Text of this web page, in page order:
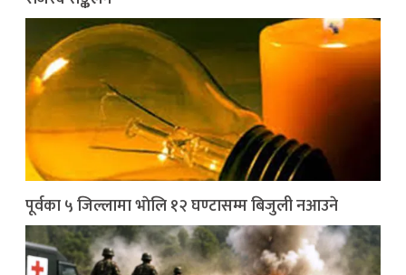
पूर्वका ५ जिल्लामा भाेलि १२ घण्टासम्म बिजुली नआउने